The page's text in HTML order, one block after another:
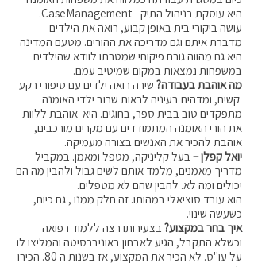
היא עוסקת בניהול התיק - CaseManagement.
עושה ביקורי בית באופן קבוע, רואה את הילדים
מדברת איתם וגם מדריכה את ההורים. מטעם המדינה
היא גם מהווה גורם פיקוחי שמטרתו לוודא שהילדים
במשפחות נמצאות במקום שמיטיב עמם.
מה אוהבת בעבודה? שירה רואה ילדים עם סיפורי רקע
קשים, ומדהים בעיניה לראות שרוב ילדי האומנה
מתפקדים טוב בבית ספר, בחוגים. היא אוהבת ללוות
את הורי האומנה המתמודדים עם מקרים מורכבים,
אוהבת להכיר את האנשים בצורה מעמיקה.
יואל קפלן – בעל קליניקה, מטפל ומאמן. במקביל
מדריך מאמנים, מלמד אותם לשים גבול ולהבין מה הם
יכולים ומה לא. להבין שהם לא מטפלים.
הוא עובד סוציאלי במהותו. זה חלק ממנו , גם כיום,
כשעשה שינוי.
איך בחר במקצוע? בצעירותו רצה ללמוד רפואה
וכשלא התקבל, הגיע לאבחון באוניברסיטה והמליצו לו
על עו"ס. לא הכיר את המקצוע, אז בשנות ה 80. הכירו